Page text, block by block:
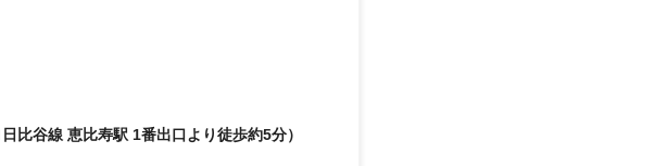
比谷線 恵比寿駅 1番出口より徒歩約5分）